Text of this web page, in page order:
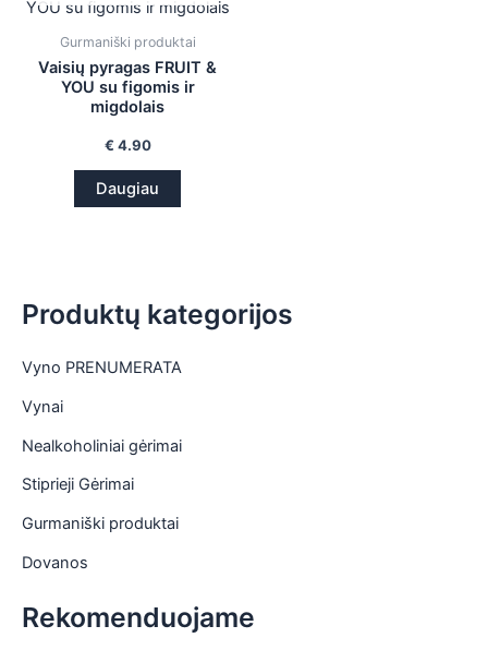
Produktų kategorijos
Vyno PRENUMERATA
Vynai
Nealkoholiniai gėrimai
Stiprieji Gėrimai
Gurmaniški produktai
Dovanos
Rekomenduojame
Gurmaniški produktai
Vaisių pyragas FRUIT &
YOU su figomis ir
migdolais
€ 4.90
Daugiau